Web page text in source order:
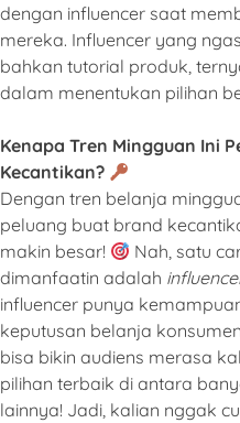
dengan influencer saat
mereka. Influencer yang
bahkan tutorial produk,
dalam menentukan pilihan
Kenapa Tren Mingguan Ini
Kecantikan?
Dengan tren belanja
peluang buat brand
makin besar!
Nah, satu
dimanfaatin adalah
influencer punya
keputusan belanja
bisa bikin audiens merasa
pilihan terbaik di antara
lainnya! Jadi, kalian nggak